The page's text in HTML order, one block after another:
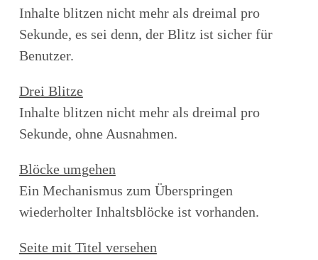
Inhalte blitzen nicht mehr als dreimal pro
Sekunde, es sei denn, der Blitz ist sicher für
Benutzer.
Drei Blitze
Inhalte blitzen nicht mehr als dreimal pro
Sekunde, ohne Ausnahmen.
Blöcke umgehen
Ein Mechanismus zum Überspringen
wiederholter Inhaltsblöcke ist vorhanden.
Seite mit Titel versehen